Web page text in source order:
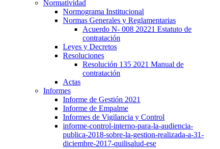
Normatividad
Normograma Institucional
Normas Generales y Reglamentarias
Acuerdo N- 008 20221 Estatuto de
contratación
Leyes y Decretos
Resoluciones
Resolución 135 2021 Manual de
contratación
Actas
Informes
Informe de Gestión 2021
Informe de Empalme
Informes de Vigilancia y Control
informe-control-interno-para-la-audiencia-
publica-2018-sobre-la-gestion-realizada-a-31-
diciembre-2017-quilisalud-ese